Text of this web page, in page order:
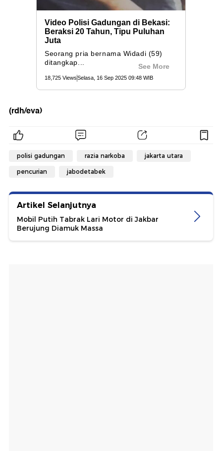
(rdh/eva)
polisi gadungan razia narkoba jakarta utara
pencurian jabodetabek
Artikel Selanjutnya
Mobil Putih Tabrak Lari Motor di Jakbar
Berujung Diamuk Massa